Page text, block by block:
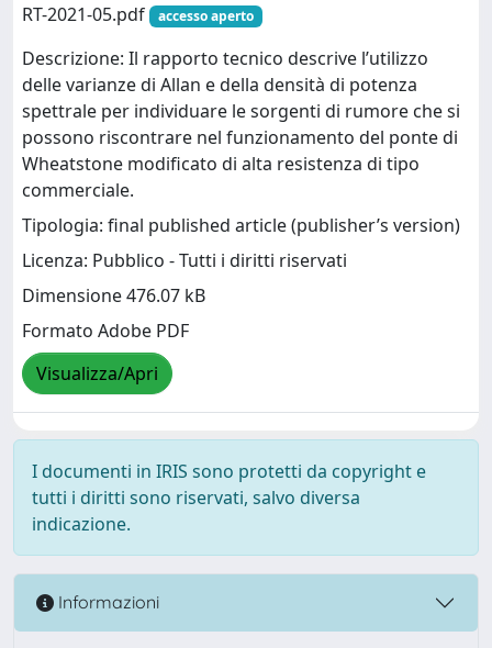
RT-2021-05.pdf
accesso aperto
Descrizione: Il rapporto tecnico descrive l’utilizzo
delle varianze di Allan e della densità di potenza
spettrale per individuare le sorgenti di rumore che si
possono riscontrare nel funzionamento del ponte di
Wheatstone modificato di alta resistenza di tipo
commerciale.
Tipologia: final published article (publisher’s version)
Licenza: Pubblico - Tutti i diritti riservati
Dimensione 476.07 kB
Formato Adobe PDF
Visualizza/Apri
I documenti in IRIS sono protetti da copyright e
tutti i diritti sono riservati, salvo diversa
indicazione.
Informazioni